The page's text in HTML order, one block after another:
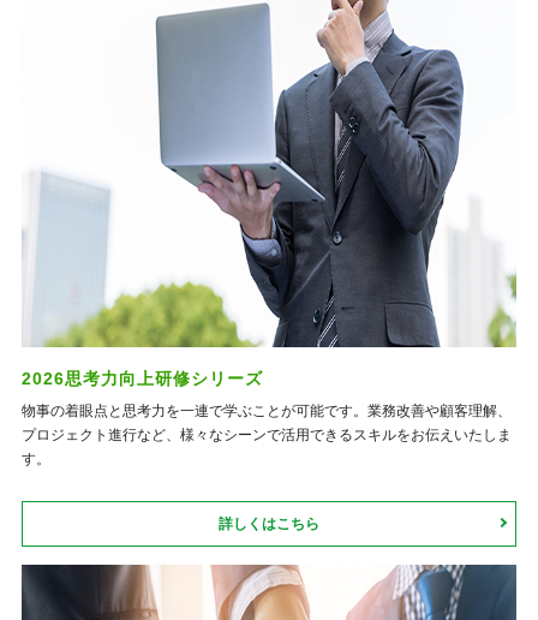
2026思考力向上研修シリーズ
物事の着眼点と思考力を一連で学ぶことが可能です。業務改善や顧客理解、
プロジェクト進行など、様々なシーンで活用できるスキルをお伝えいたしま
す。
詳しくはこちら